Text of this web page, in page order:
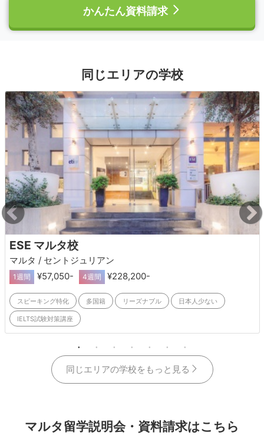
かんたん資料請求
同じエリアの学校
ESE マルタ校
マルタ / セントジュリアン
1週間 ¥57,050- 4週間 ¥228,200-
スピーキング特化 多国籍 リーズナブル 日本人少ない
IELTS試験対策講座
同じエリアの学校をもっと見る
マルタ留学説明会・資料請求はこちら